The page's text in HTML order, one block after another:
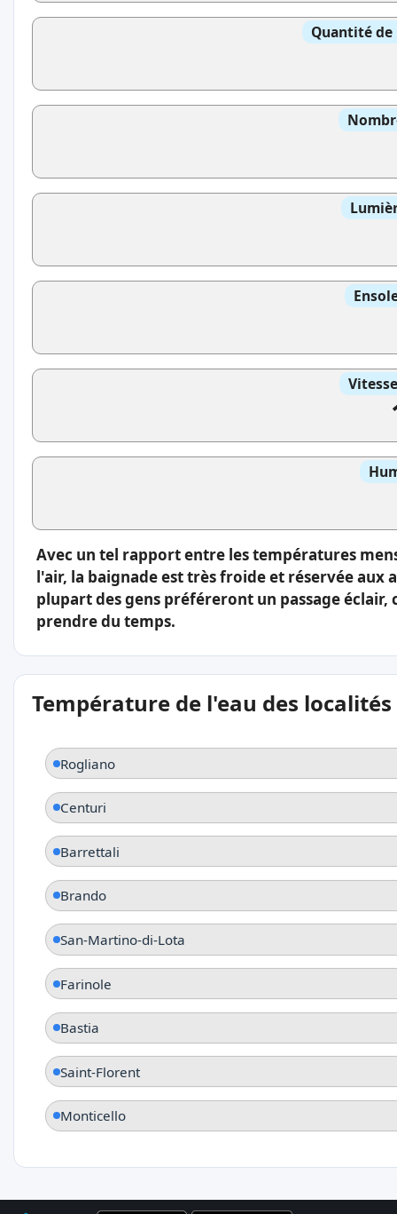
Quantité
Avec un tel rapport entre les températures
l'air, la baignade est très froide et réservée aux
plupart des gens préféreront un passage
prendre du temps.
Température de l'eau des
Rogliano
Centuri
Barrettali
Brando
San-Martino-di-Lota
Farinole
Bastia
Saint-Florent
Monticello